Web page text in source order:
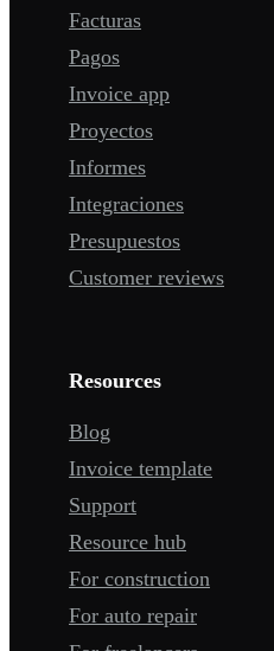
Facturas
Pagos
Invoice app
Proyectos
Informes
Integraciones
Presupuestos
Customer reviews
Resources
Blog
Invoice template
Support
Resource hub
For construction
For auto repair